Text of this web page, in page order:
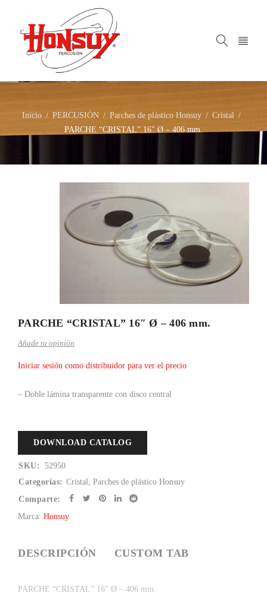
Inicio / PERCUSIÓN / Parches de plástico Honsuy / Cristal /
PARCHE “CRISTAL” 16″ Ø – 406 mm.
PARCHE “CRISTAL” 16″ Ø – 406 mm.
Añade tu opinión
Iniciar sesión como distribuidor para ver el precio
– Doble lámina transparente con disco central
DOWNLOAD CATALOG
SKU:
52950
Categorías: Cristal
Parches de plástico Honsuy
Comparte:
Marca: Honsuy
DESCRIPCIÓN CUSTOM TAB
PARCHE “CRISTAL” 16″ Ø – 406 mm.